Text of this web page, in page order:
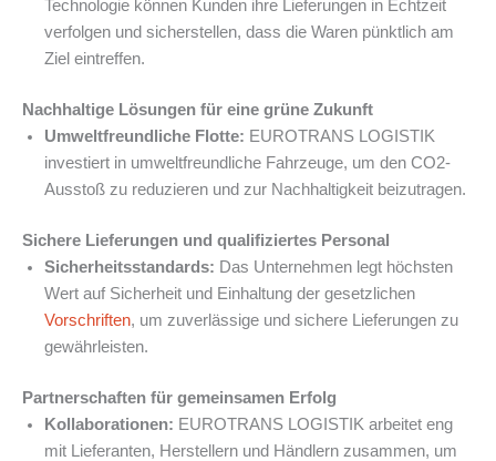
Technologie können Kunden ihre Lieferungen in Echtzeit
verfolgen und sicherstellen, dass die Waren pünktlich am
Ziel eintreffen.
Nachhaltige Lösungen für eine grüne Zukunft
Umweltfreundliche Flotte: EUROTRANS LOGISTIK
investiert in umweltfreundliche Fahrzeuge, um den CO2-
Ausstoß zu reduzieren und zur Nachhaltigkeit beizutragen.
Sichere Lieferungen und qualifiziertes Personal
Sicherheitsstandards: Das Unternehmen legt höchsten
Wert auf Sicherheit und Einhaltung der gesetzlichen
Vorschriften, um zuverlässige und sichere Lieferungen zu
gewährleisten.
Partnerschaften für gemeinsamen Erfolg
Kollaborationen: EUROTRANS LOGISTIK arbeitet eng
mit Lieferanten, Herstellern und Händlern zusammen, um